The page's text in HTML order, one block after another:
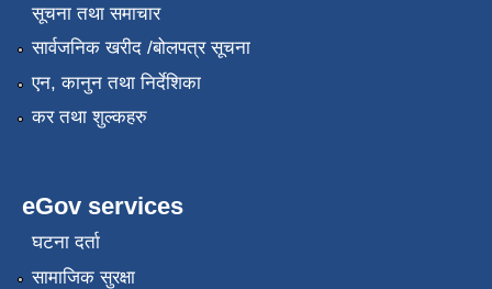
सूचना तथा समाचार
सार्वजनिक खरीद /बोलपत्र सूचना
एन, कानुन तथा निर्देशिका
कर तथा शुल्कहरु
eGov services
घटना दर्ता
सामाजिक सुरक्षा